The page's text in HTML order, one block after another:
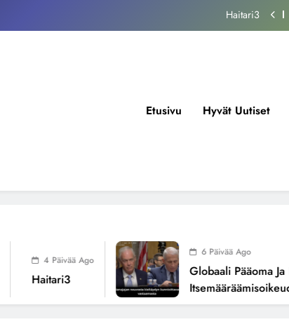
mureneminen: Havaintoja järjestelmän
Haitari3
Etusivu Hyvät Uutiset
4 Päivää Ago
Haitari3
6 Päivää Ago
Globaali Pääoma Ja
Itsemääräämisoikeuden
Järjestelmän Valuvioista